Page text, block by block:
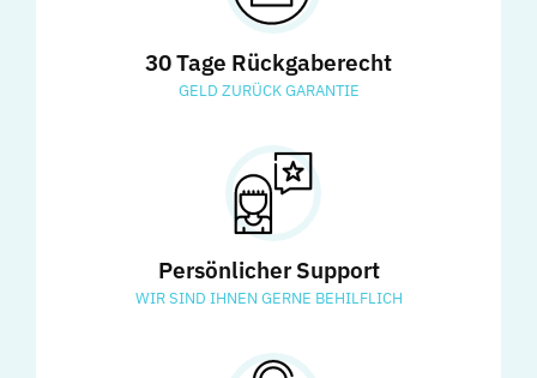
30 Tage Rückgaberecht
GELD ZURÜCK GARANTIE
Persönlicher Support
WIR SIND IHNEN GERNE BEHILFLICH